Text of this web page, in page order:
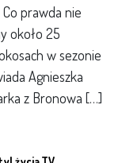
prawda nie
około 25
w sezonie
Agnieszka
z Bronowa […]